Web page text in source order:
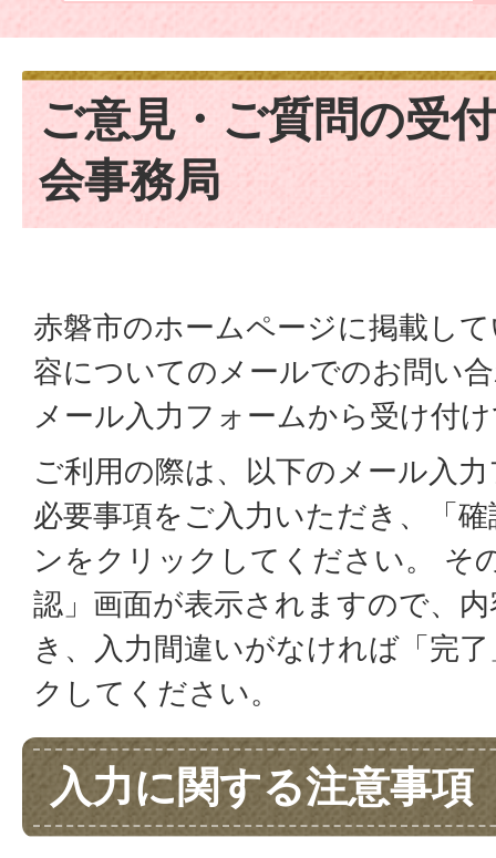
ご意見・ご質問の受
会事務局
赤磐市のホームページに掲載し
容についてのメールでのお問い
メール入力フォームから受け付
ご利用の際は、以下のメール入
必要事項をご入力いただき、「
ンをクリックしてください。 そ
認」画面が表示されますので、
き、入力間違いがなければ「完
クしてください。
入力に関する注意事項